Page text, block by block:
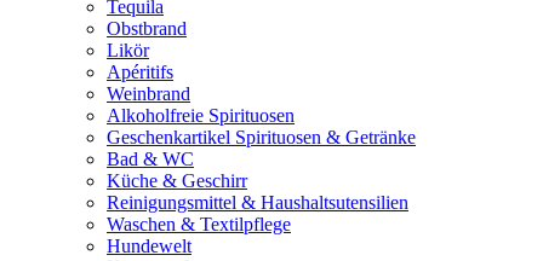
Tequila
Obstbrand
Likör
Apéritifs
Weinbrand
Alkoholfreie Spirituosen
Geschenkartikel Spirituosen & Getränke
Bad & WC
Küche & Geschirr
Reinigungsmittel & Haushaltsutensilien
Waschen & Textilpflege
Hundewelt